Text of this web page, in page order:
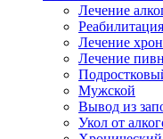
Лечение
Лечение
Лечение
Мужской
Вывод из
Укол от